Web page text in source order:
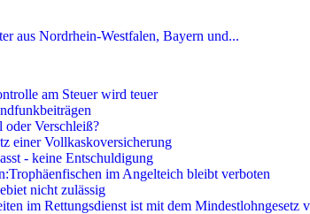
aus Nordrhein-Westfalen, Bayern und...
am Steuer wird teuer
Verschleiß?
einer Vollkaskoversicherung
- keine Entschuldigung
im Angelteich bleibt verboten
nicht zulässig
im Rettungsdienst ist mit dem Mindestlohngesetz